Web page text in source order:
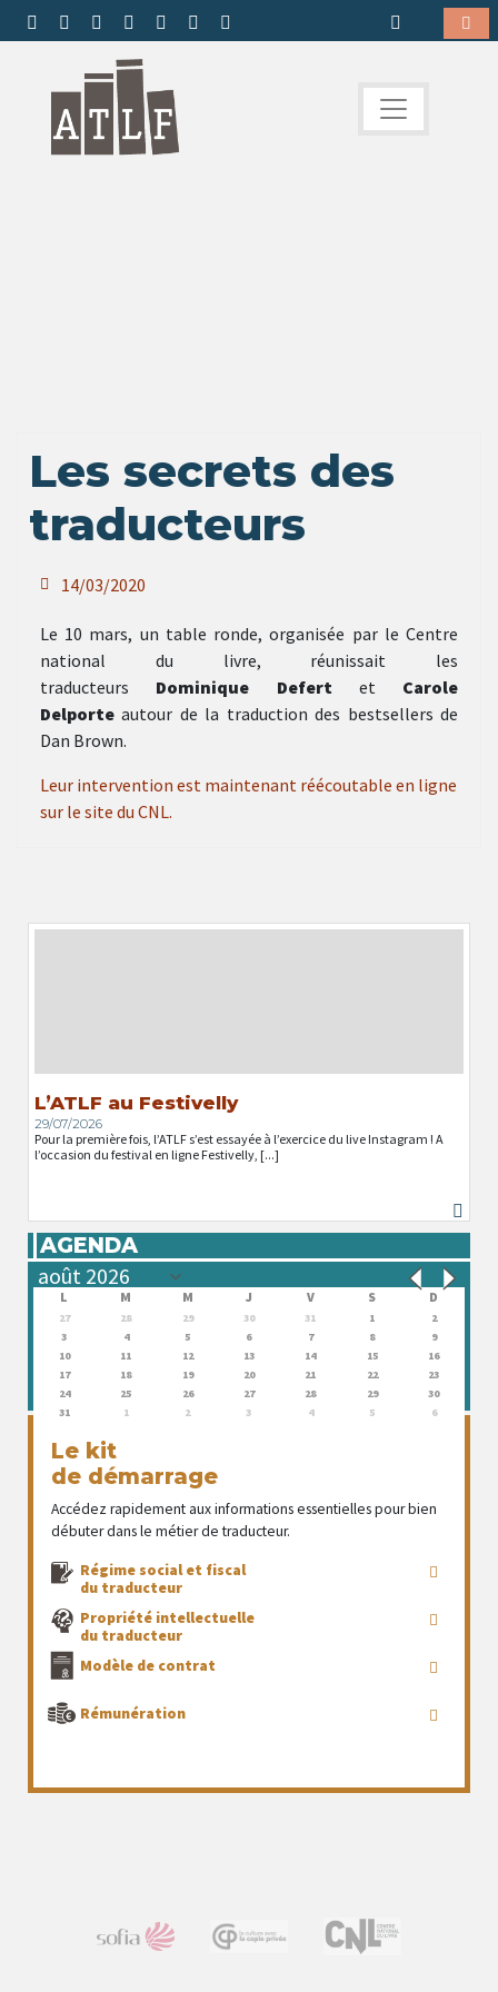
Les secrets des
traducteurs
14/03/2020
Le 10 mars, un table ronde, organisée par le Centre
national du livre, réunissait les
traducteurs Dominique Defertet Carole
Delporte autour de la traduction des bestsellers de
Dan Brown.
Leur intervention est maintenant réécoutable en ligne
sur le site du CNL.
L’ATLF au Festivelly
29/07/2026
Pour la première fois, l’ATLF s’est essayée à l’exercice du live Instagram ! A
l’occasion du festival en ligne Festivelly, [...]
AGENDA
L M M J V S D
27 28 29 30 31 1
2
3
4 5 6 7 8
9
10
11 12 13 14 15
16
17
18 19 20 21 22
23
24
25 26 27 28 29
30
31
1 2 3 4 5 6
Le kit
de démarrage
Accédez rapidement aux informations essentielles pour bien
débuter dans le métier de traducteur.
Régime social et fiscal
du traducteur
Propriété intellectuelle
du traducteur
Modèle de contrat
Rémunération